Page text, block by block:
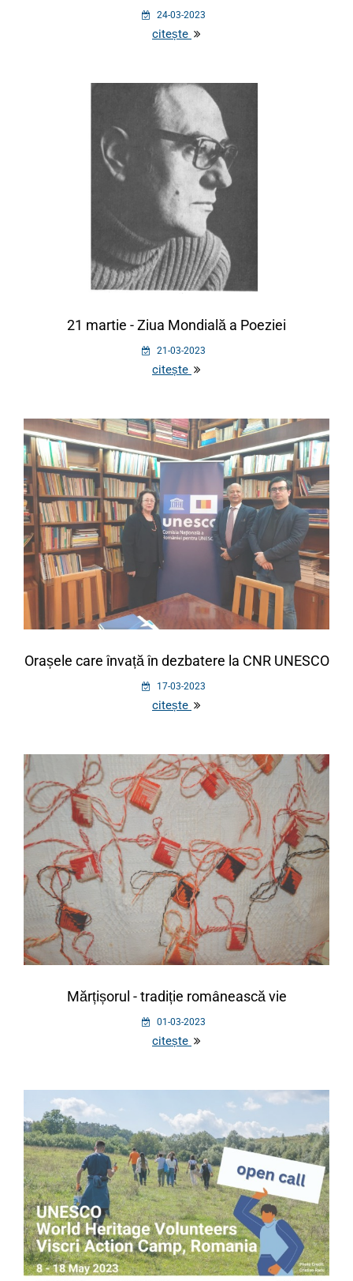
24-03-2023
citește
21 martie - Ziua Mondială a Poeziei
21-03-2023
citește
Orașele care învață în dezbatere la CNR UNESCO
17-03-2023
citește
Mărțișorul - tradiție românească vie
01-03-2023
citește